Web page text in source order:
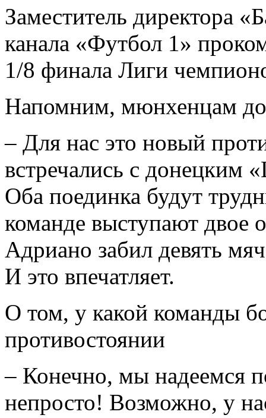
Заместитель директора
канала «Футбол 1»
1/8 финала Лиги
Напомним, мюнхенцам
– Для нас это новый
встречались с донецким
Оба поединка будут
команде выступают двое
Адриано забил девять
И это впечатляет.
О том, у какой команды
противостоянии
– Конечно, мы надеемся
непросто! Возможно, у